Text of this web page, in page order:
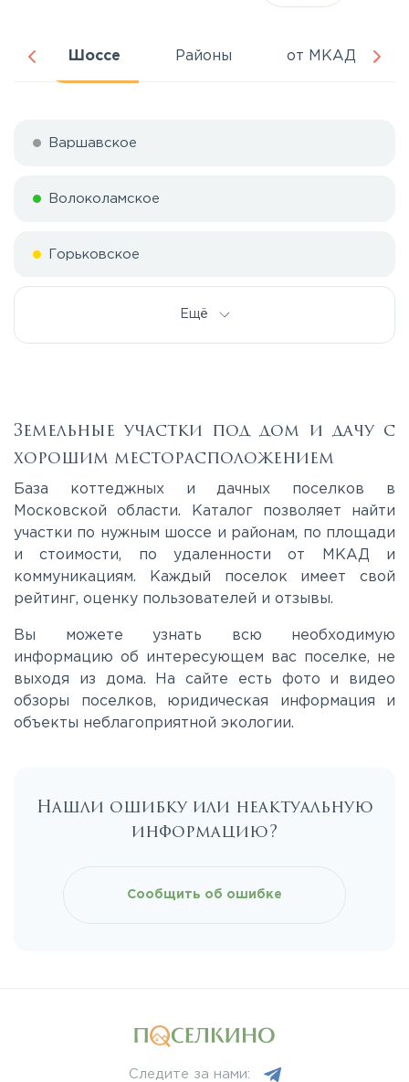
Шоссе Районы от МКАД
Варшавское
Волоколамское
Горьковское
Киевское
Минское
Новорижское
Ещё
Земельные участки под дом и дачу с
хорошим месторасположением
База коттеджных и дачных поселков в
Московской области. Каталог позволяет найти
участки по нужным шоссе и районам, по площади
и стоимости, по удаленности от МКАД и
коммуникациям. Каждый поселок имеет свой
рейтинг, оценку пользователей и отзывы.
Вы можете узнать всю необходимую
информацию об интересующем вас поселке, не
выходя из дома. На сайте есть фото и видео
обзоры поселков, юридическая информация и
объекты неблагоприятной экологии.
Нашли ошибку или неактуальную
информацию?
Сообщить об ошибке
Следите за нами: